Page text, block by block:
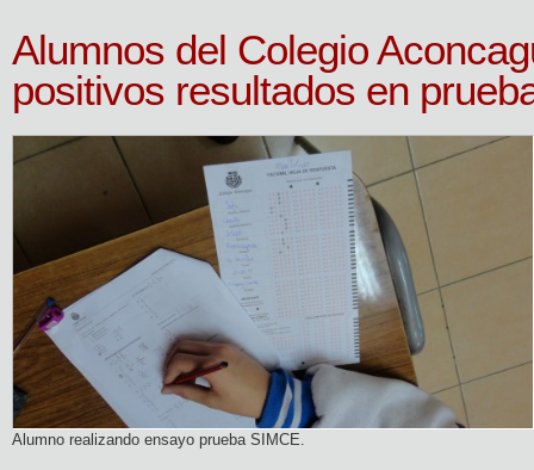
Alumnos del Colegio
positivos resultados en
Alumno realizando ensayo prueba SIMCE.